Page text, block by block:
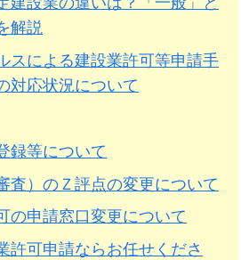
解説
スによる建設業許可等申請手
対応状況について
録等について
査）のＺ評点の変更について
の申請窓口変更について
許可申請ならお任せくださ